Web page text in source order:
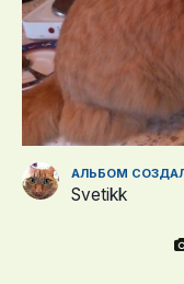
АЛЬБОМ
Svetikk